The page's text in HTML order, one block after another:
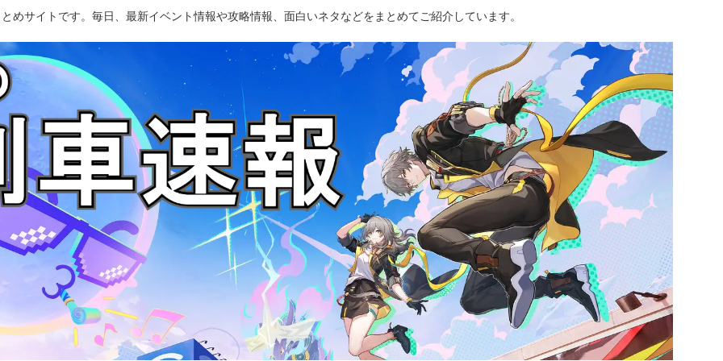
めサイトです。毎日、最新イベント情報や攻略情報、面白いネタなどをまとめてご紹介しています。